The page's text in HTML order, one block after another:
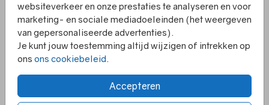
websiteverkeer en onze prestaties te analyseren en voor
marketing- en sociale mediadoeleinden (het weergeven
van gepersonaliseerde advertenties).
Je kunt jouw toestemming altijd wijzigen of intrekken op
ons ons cookiebeleid.
Accepteren
Omschrijving
Een liggend geboortekaartje met een waanzinnige
bloemenprint. Het kaartje is gemaakt van 300 grams
materiaal en is afgewerkt met foliedruk.
Meisje